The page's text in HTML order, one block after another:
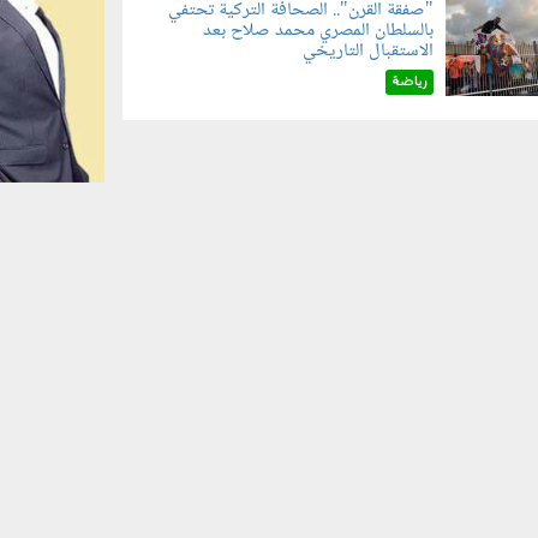
"صفقة القرن".. الصحافة التركية تحتفي
بالسلطان المصري محمد صلاح بعد
الاستقبال التاريخي
رياضة